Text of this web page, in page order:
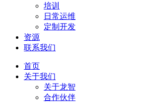
培训
日常运维
定制开发
资源
联系我们
首页
关于我们
关于龙智
合作伙伴